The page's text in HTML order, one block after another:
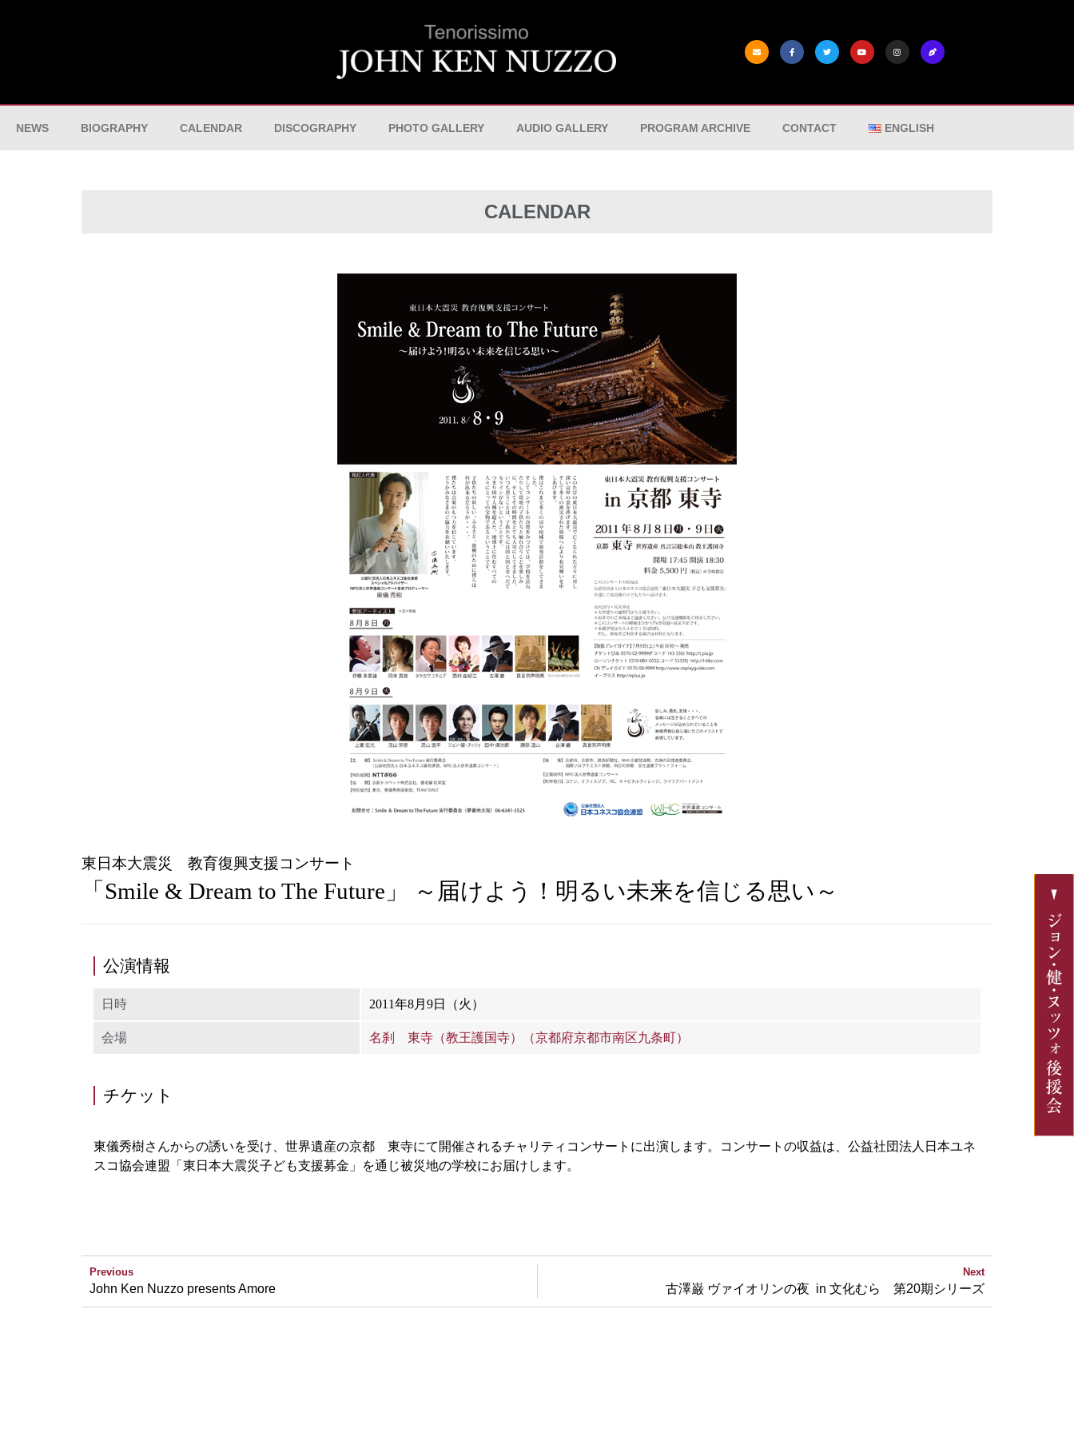
NEWS BIOGRAPHY CALENDAR DISCOGRAPHY PHOTO GALLERY AUDIO GALLERY PROGRAM ARCHIVE CONTACT ENGLISH
CALENDAR
東日本大震災 教育復興支援コンサート
「Smile & Dream to The Future」 ～届けよう！明るい未来を信じる思い～
公演情報
日時 2011年8月9日（火）
会場 名刹 東寺（教王護国寺）（京都府京都市南区九条町）
チケット
東儀秀樹さんからの誘いを受け、世界遺産の京都 東寺にて開催されるチャリティコンサートに出演します。コンサートの収益は、公益社団法人日本ユネ
スコ協会連盟「東日本大震災子ども支援募金」を通じ被災地の学校にお届けします。
Previous
John Ken Nuzzo presents Amore
Next
古澤巌 ヴァイオリンの夜 in 文化むら 第20期シリーズ